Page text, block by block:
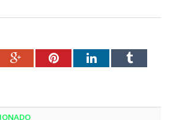
Google+PinterestLinkedInTumblr